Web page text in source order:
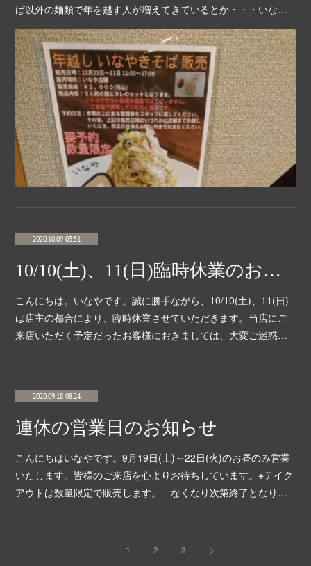
ば以外の麺類で年を越す人が増えてきているとか・・・いな…
2020.10.09 03:51
10/10(土)、11(日)臨時休業のお知らせ
こんにちは。いなやです。誠に勝手ながら、10/10(土)、11(日)
は店主の都合により、臨時休業させていただきます。当店にご
来店いただく予定だったお客様におきましては、大変ご迷惑…
2020.09.18 08:24
連休の営業日のお知らせ
こんにちはいなやです。9月19日(土)～22日(火)のお昼のみ営業
いたします。皆様のご来店を心よりお待ちしています。※テイク
アウトは数量限定で販売します。 なくなり次第終了となり…
1 2 3